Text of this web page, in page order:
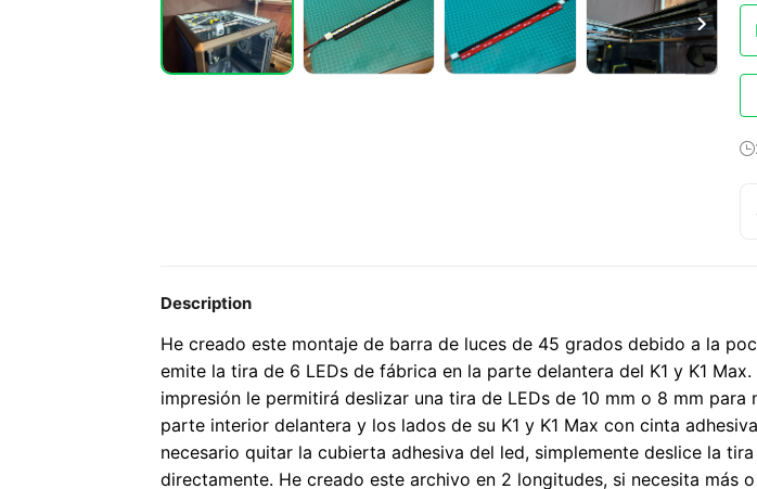


Description
He creado este montaje de barra de luces de 45 grados debido a la
emite la tira de 6 LEDs de fábrica en la parte delantera del K1 y K1 Max.
impresión le permitirá deslizar una tira de LEDs de 10 mm o 8 mm para
parte interior delantera y los lados de su K1 y K1 Max con cinta
necesario quitar la cubierta adhesiva del led, simplemente deslice la tira
directamente. He creado este archivo en 2 longitudes, si necesita más